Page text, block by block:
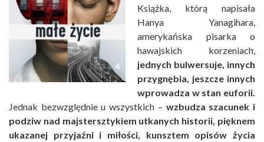
Książka, którą napisała
Hanya Yanagihara,
amerykańska pisarka o
hawajskich korzeniach,
jednych bulwersuje, innych
przygnębia, jeszcze innych
wprowadza w stan euforii.
Jednak bezwzględnie u wszystkich – wzbudza szacunek i
podziw nad majstersztykiem utkanych historii, pięknem
ukazanej przyjaźni i miłości, kunsztem opisów życia